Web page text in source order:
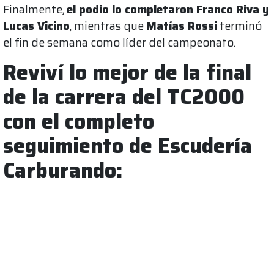
Finalmente,el podio lo completaron Franco Riva y
Lucas Vicino, mientras queMatías Rossiterminó
el fin de semana como líder del campeonato.
Reviví lo mejor de la final
de la carrera del TC2000
con el completo
seguimiento de Escudería
Carburando: